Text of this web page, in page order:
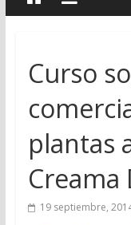
Curso
plantas
Creama
19 septiembre,